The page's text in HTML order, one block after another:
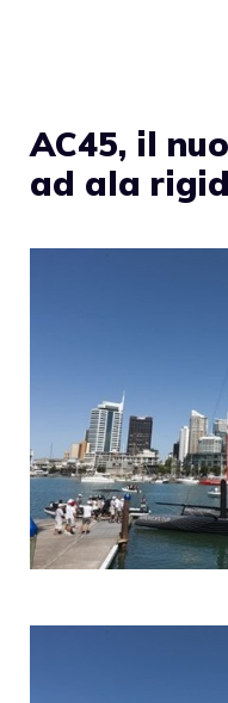
AC45, il
ad ala